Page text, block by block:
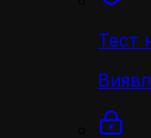
Тест